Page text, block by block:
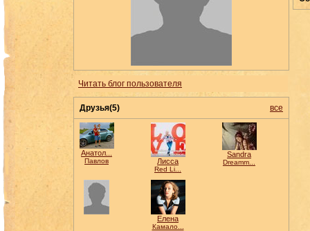
Читать блог пользователя
Друзья(5) все
Анатол...
Павлов Лисса
Red Li...
Sandra
Dreamm...
Елена
Камало...